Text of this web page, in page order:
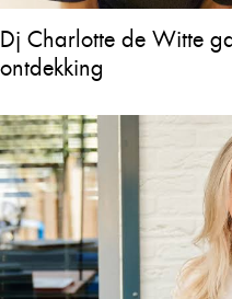
Dj Charlotte de Witte
ontdekking